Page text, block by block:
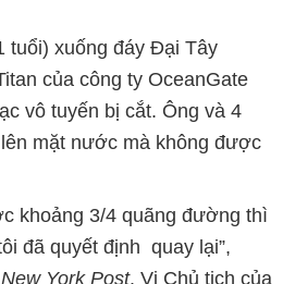
tuổi) xuống đáy Đại Tây
của công ty OceanGate
vô tuyến bị cắt. Ông và 4
mặt nước mà không được
khoảng 3/4 quãng đường thì
đã quyết định quay lại”,
York Post. Vị Chủ tịch của